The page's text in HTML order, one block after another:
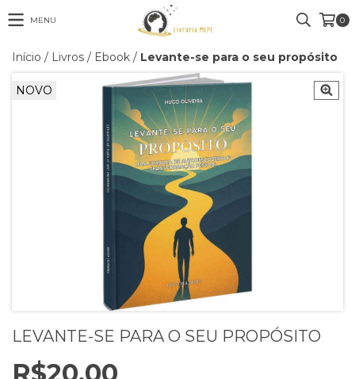
MENU 0
Início / Livros / Ebook / Levante-se para o seu propósito
NOVO
LEVANTE-SE PARA O SEU PROPÓSITO